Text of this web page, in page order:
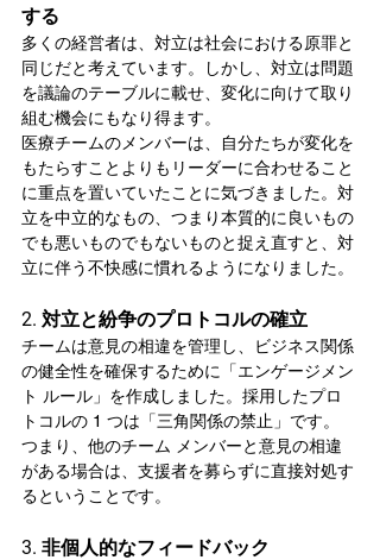
する
多くの経営者は、対立は社会における原罪と
同じだと考えています。しかし、対立は問題
を議論のテーブルに載せ、変化に向けて取り
組む機会にもなり得ます。
医療チームのメンバーは、自分たちが変化を
もたらすことよりもリーダーに合わせること
に重点を置いていたことに気づきました。対
立を中立的なもの、つまり本質的に良いもの
でも悪いものでもないものと捉え直すと、対
立に伴う不快感に慣れるようになりました。
2. 対立と紛争のプロトコルの確立
チームは意見の相違を管理し、ビジネス関係
の健全性を確保するために「エンゲージメン
ト ルール」を作成しました。採用したプロ
トコルの 1 つは「三角関係の禁止」です。
つまり、他のチーム メンバーと意見の相違
がある場合は、支援者を募らずに直接対処す
るということです。
3. 非個人的なフィードバック